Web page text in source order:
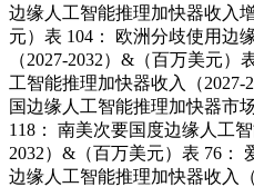
边缘人工智能推理加快器收入
元）表 104： 欧洲分歧使用边
（2027-2032）&（百万美元）
工智能推理加快器收入（2027-
国边缘人工智能推理加快器市
118： 南美次要国度边缘人工
2032）&（百万美元）表 76：
边缘人工智能推理加快器收入